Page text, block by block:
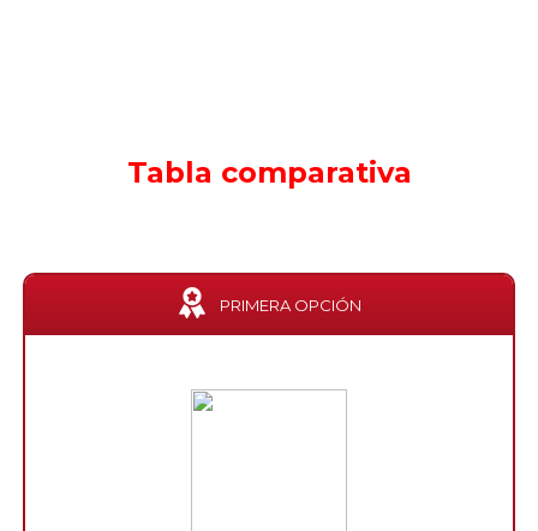
Tabla comparativa
PRIMERA OPCIÓN